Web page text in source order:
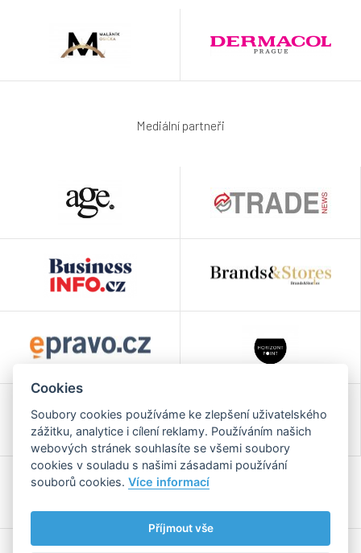
Mediální partneři
Cookies
Soubory cookies používáme ke zlepšení uživatelského
zážitku, analytice i cílení reklamy. Používáním našich
webových stránek souhlasíte se všemi soubory
cookies v souladu s našimi zásadami používání
souborů cookies.Více informací
Příjmout vše